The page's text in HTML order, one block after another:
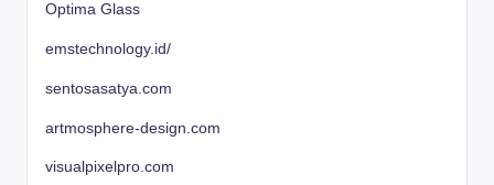
Optima Glass
emstechnology.id/
sentosasatya.com
artmosphere-design.com
visualpixelpro.com